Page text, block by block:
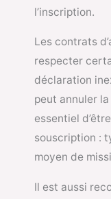
l’inscription.
Les contrats
respecter
déclaration
peut annuler
essentiel
souscription :
moyen de
Il est aussi